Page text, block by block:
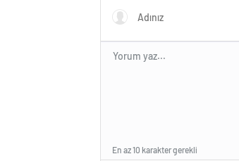
En az 10 karakter gerekli